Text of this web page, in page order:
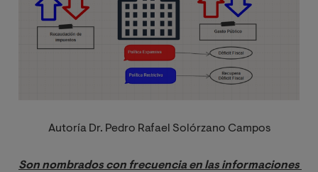
Autoría Dr. Pedro Rafael Solórzano Campos
Son nombrados con frecuencia en las informaciones